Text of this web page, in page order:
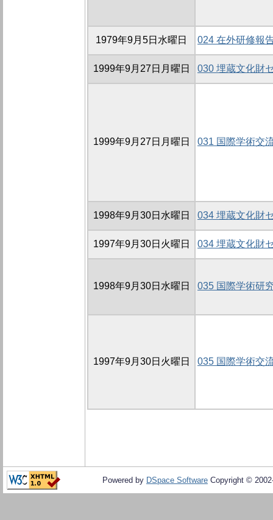
1979年9月5日水曜日 024 在外研修報
1999年9月27日月曜日 030 埋蔵文化財
1999年9月27日月曜日 031 国際学術交
1998年9月30日水曜日 034 埋蔵文化財
1997年9月30日火曜日 034 埋蔵文化財
1998年9月30日水曜日 035 国際学術研
1997年9月30日火曜日 035 国際学術交
Powered by DSpace Software Copyright ©